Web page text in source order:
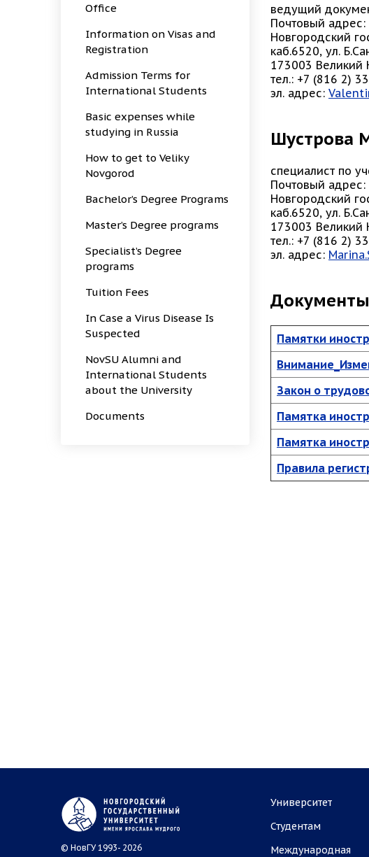
Office
Information on Visas and
Registration
Admission Terms for
International Students
Basic expenses while
studying in Russia
How to get to Veliky
Novgorod
Bachelor’s Degree Programs
Master’s Degree programs
Specialist’s Degree
programs
Tuition Fees
In Case a Virus Disease Is
Suspected
NovSU Alumni and
International Students
about the University
Documents
ведущий
Почтовый адрес:
Новгородский
каб.6520, ул.
173003 Великий
тел.: +7 (816 2)
эл. адрес:
Шустрова
специалист по
Почтовый адрес:
Новгородский
каб.6520, ул.
173003 Великий
тел.: +7 (816 2)
эл. адрес:
Памятки
Закон о
Памятка
Памятка
Правила
© НовГУ 1993- 2026
Университет
Студентам
Международная